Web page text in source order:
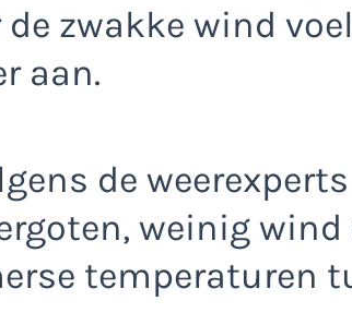
de zwakke wind
aan.
de
weinig wind
temperaturen